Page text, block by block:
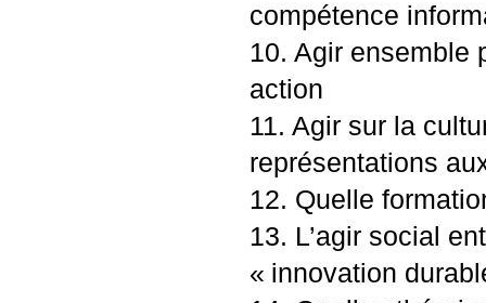
compétence
10. Agir ensemble
action
11. Agir sur la
représentations
12. Quelle
13. L’agir social
« innovation